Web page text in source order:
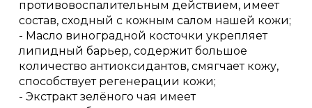
противовоспалительным действием, имеет
состав, сходный с кожным салом нашей кожи;
- Масло виноградной косточки укрепляет
липидный барьер, содержит большое
количество антиоксидантов, смягчает кожу,
способствует регенерации кожи;
- Экстракт зелёного чая имеет